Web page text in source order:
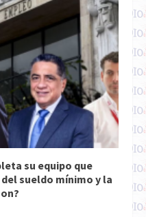
su equipo que
sueldo mínimo y la